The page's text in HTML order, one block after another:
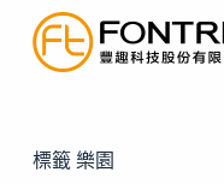
跳
至
容
標籤樂園